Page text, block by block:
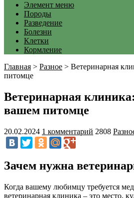
Элемент меню
Породы
Разведение
Болезни
Клетки
Кормление
Главная > Разное > Ветеринарная
питомце
Ветеринарная
вашем питомце
20.02.2024 1 комментарий 2808
Зачем нужна
Когда вашему любимцу требуется
ветеринарная клиника – это место,